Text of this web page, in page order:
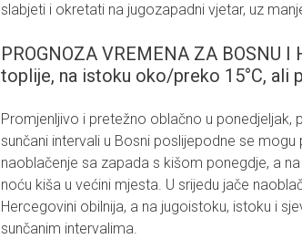
slabjeti i okretati na jugozapadni vjetar, uz
PROGNOZA VREMENA ZA BOSNU
toplije, na istoku oko/preko 15°C, ali
Promjenljivo i pretežno oblačno u ponedjeljak,
sunčani intervali u Bosni poslijepodne se
naoblačenje sa zapada s kišom ponegdje, a
noću kiša u većini mjesta. U srijedu jače
Hercegovini obilnija, a na jugoistoku, istoku i
sunčanim intervalima.